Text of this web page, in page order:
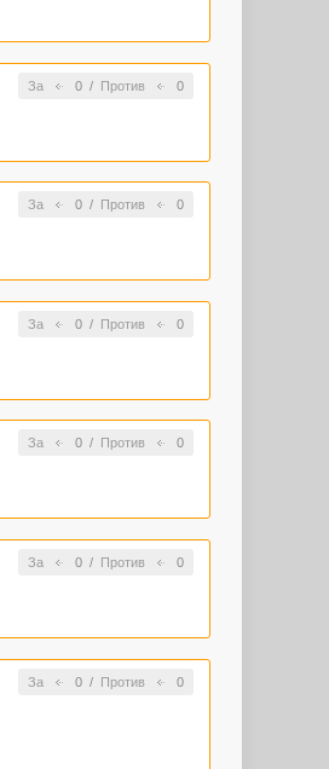
За 0/ Против 0
За 0/ Против 0
За 0/ Против 0
За 0/ Против 0
За 0/ Против 0
За 0/ Против 0